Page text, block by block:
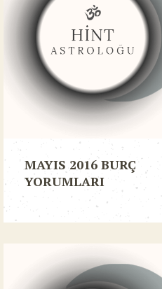
MAYIS 2016 BURÇ
YORUMLARI